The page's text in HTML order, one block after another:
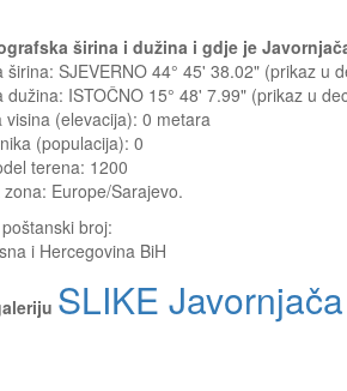
širina i dužina i gdje je
širina: SJEVERNO 44° 45' 38.02" (prikaz u
dužina: ISTOČNO 15° 48' 7.99" (prikaz u
visina (elevacija): 0 metara
(populacija): 0
terena: 1200
Europe/Sarajevo.
poštanski broj:
i Hercegovina BiH
SLIKE Javornjača